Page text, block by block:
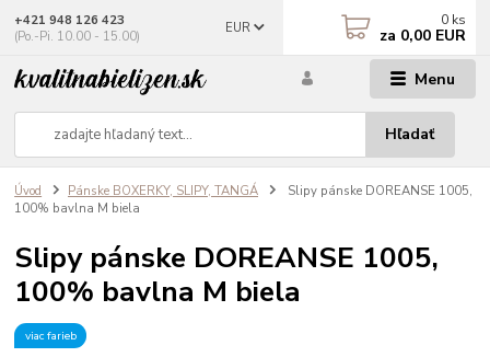
Menu
EUR
Hľadať
+421 948 126 423
(Po.-Pi. 10.00 - 15.00)
0 ks
za 0,00 EUR
Úvod Pánske BOXERKY, SLIPY, TANGÁ
Slipy pánske DOREANSE 1005,
100% bavlna M biela
Slipy pánske DOREANSE 1005,
100% bavlna M biela
viac farieb